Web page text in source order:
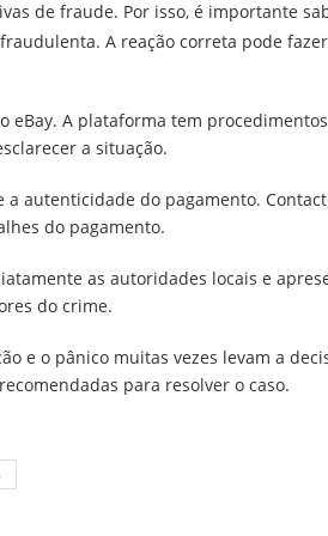
de fraude. Por isso, é importante
A reação correta pode
A plataforma tem
a situação.
autenticidade do pagamento.
do pagamento.
as autoridades locais e
do crime.
e o pânico muitas vezes levam a
para resolver o caso.